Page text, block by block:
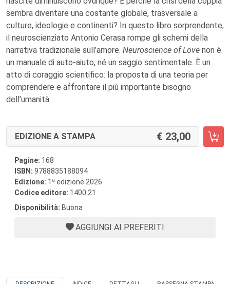
sembra diventare una costante globale, trasversale a
culture, ideologie e continenti? In questo libro sorprendente,
il neuroscienziato Antonio Cerasa rompe gli schemi della
narrativa tradizionale sull’amore. Neuroscience of Love non è
un manuale di auto-aiuto, né un saggio sentimentale. È un
atto di coraggio scientifico: la proposta di una teoria per
comprendere e affrontare il più importante bisogno
dell’umanità.
EDIZIONE A STAMPA 23,00
Pagine: 168
ISBN: 9788835188094
Edizione: 1 a edizione 2026
Codice editore: 1400.21
Disponibilità: Buona
AGGIUNGI AI PREFERITI